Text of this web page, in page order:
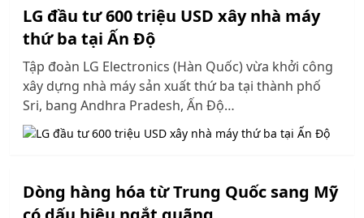
thuế suất với mặt hàng rượu bia bắt đầu từ năm
2027…
LG đầu tư 600 triệu USD xây nhà máy
thứ ba tại Ấn Độ
Tập đoàn LG Electronics (Hàn Quốc) vừa khởi công
xây dựng nhà máy sản xuất thứ ba tại thành phố
Sri, bang Andhra Pradesh, Ấn Độ…
Dòng hàng hóa từ Trung Quốc sang Mỹ